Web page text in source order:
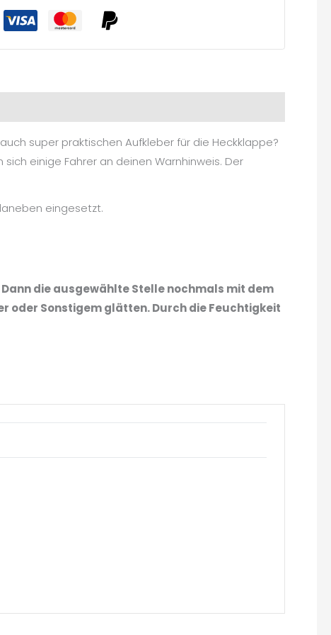
super praktischen Aufkleber für die Heckklappe?
einige Fahrer an deinen Warnhinweis. Der
eingesetzt.
die ausgewählte Stelle nochmals mit dem
oder Sonstigem glätten. Durch die Feuchtigkeit